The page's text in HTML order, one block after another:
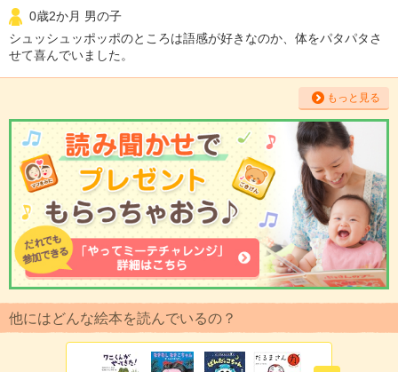
0歳2か月 男の子
シュッシュッポッポのところは語感が好きなのか、体をパタパタさ
せて喜んでいました。
もっと見る
他にはどんな絵本を読んでいるの？